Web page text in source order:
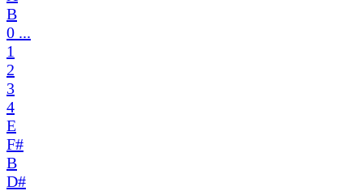
B
0 ...
1
2
3
4
E
F#
B
D#